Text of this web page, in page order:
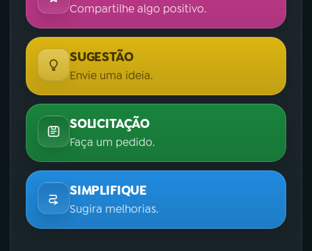
Compartilhe algo positivo.
SUGESTÃO
Envie uma ideia.
SOLICITAÇÃO
Faça um pedido.
SIMPLIFIQUE
Sugira melhorias.